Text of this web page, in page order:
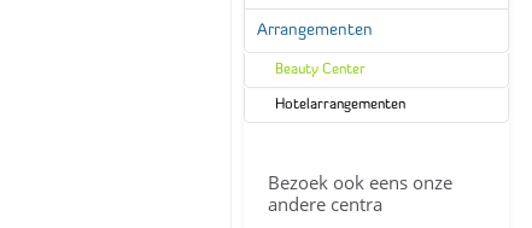
Arrangementen
Beauty Center
Hotelarrangementen
Bezoek ook eens onze
andere centra